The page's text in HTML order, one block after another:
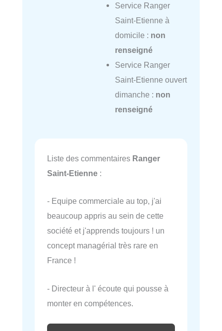
Service Ranger
Saint-Etienne à
domicile : non
renseigné
Service Ranger
Saint-Etienne ouvert
dimanche : non
renseigné
Liste des commentaires Ranger
Saint-Etienne :
- Equipe commerciale au top, j'ai
beaucoup appris au sein de cette
société et j'apprends toujours ! un
concept managérial très rare en
France !
- Directeur à l' écoute qui pousse à
monter en compétences.